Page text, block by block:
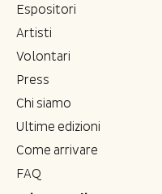
Espositori
Artisti
Volontari
Press
Chi siamo
Ultime edizioni
Come arrivare
FAQ